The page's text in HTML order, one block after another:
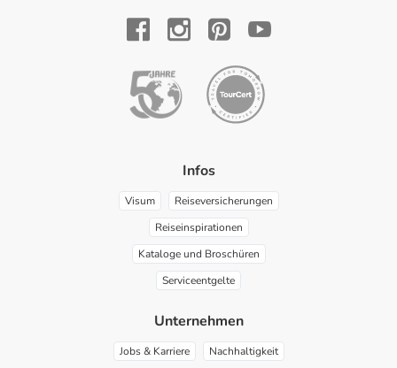
Infos
Visum
Reiseversicherungen
Reiseinspirationen
Kataloge und Broschüren
Serviceentgelte
Unternehmen
Jobs & Karriere Nachhaltigkeit